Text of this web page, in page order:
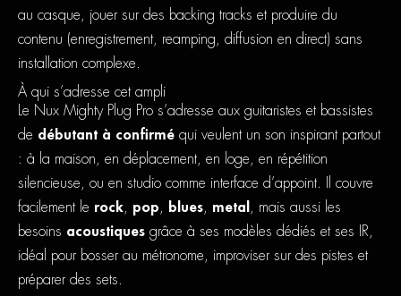
au casque, jouer sur des backing tracks et produire du
contenu (enregistrement, reamping, diffusion en direct) sans
installation complexe.
À qui s’adresse cet ampli
Le Nux Mighty Plug Pro s’adresse aux guitaristes et bassistes
de débutant à confirmé qui veulent un son inspirant partout
: à la maison, en déplacement, en loge, en répétition
silencieuse, ou en studio comme interface d’appoint. Il couvre
facilement le rock pop blues metal
, mais aussi les
besoins acoustiques grâce à ses modèles dédiés et ses IR,
idéal pour bosser au métronome, improviser sur des pistes et
préparer des sets.